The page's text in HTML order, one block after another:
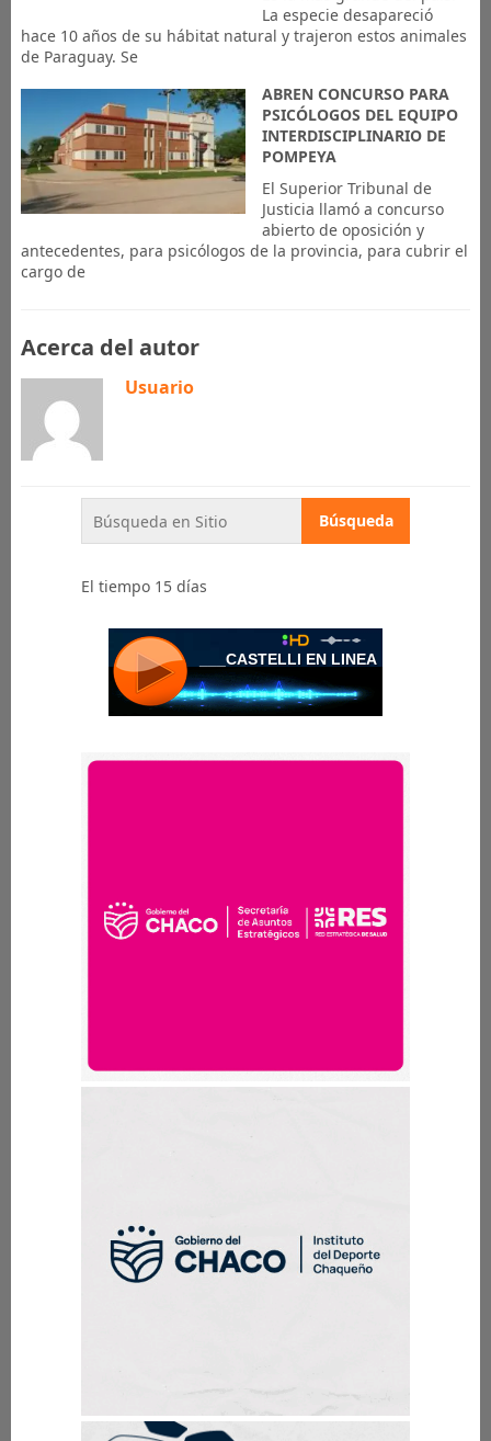
La especie desapareció
hace 10 años de su hábitat natural y trajeron estos animales
de Paraguay. Se
ABREN CONCURSO PARA
PSICÓLOGOS DEL EQUIPO
INTERDISCIPLINARIO DE
POMPEYA
El Superior Tribunal de
Justicia llamó a concurso
abierto de oposición y
antecedentes, para psicólogos de la provincia, para cubrir el
cargo de
Acerca del autor
Usuario
El tiempo 15 días